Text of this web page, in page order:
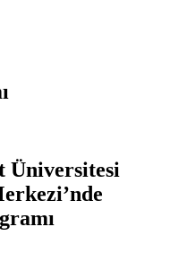
Üniversitesi